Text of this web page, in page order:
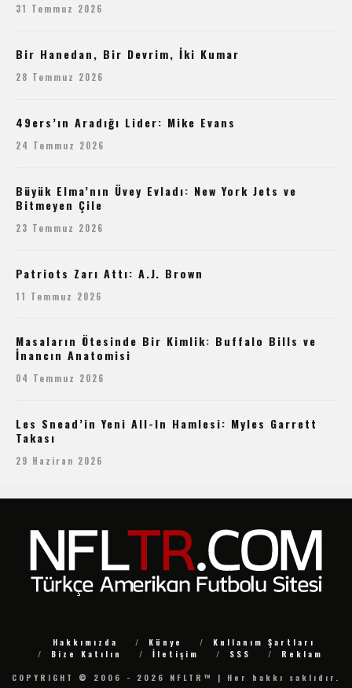
31 Temmuz 2026
Bir Hanedan, Bir Devrim, İki Kumar
28 Temmuz 2026
49ers’ın Aradığı Lider: Mike Evans
24 Temmuz 2026
Büyük Elma’nın Üvey Evladı: New York Jets ve
Bitmeyen Çile
23 Temmuz 2026
Patriots Zarı Attı: A.J. Brown
11 Temmuz 2026
Masaların Ötesinde Bir Kimlik: Buffalo Bills ve
İnancın Anatomisi
04 Temmuz 2026
Les Snead’in Yeni All-In Hamlesi: Myles Garrett
Takası
29 Haziran 2026
Hakkımızda Künye
Kullanım Şartları
Bize Katılın
İletişim SSS
Reklam
COPYRIGHT © 2006 - 2026 NFLTR™ | Her hakkı saklıdır.